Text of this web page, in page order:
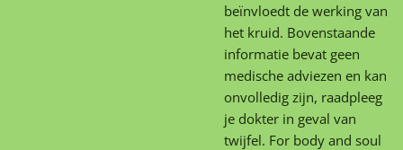
beïnvloedt de werking van
het kruid. Bovenstaande
informatie bevat geen
medische adviezen en kan
onvolledig zijn, raadpleeg
je dokter in geval van
twijfel. For body and soul